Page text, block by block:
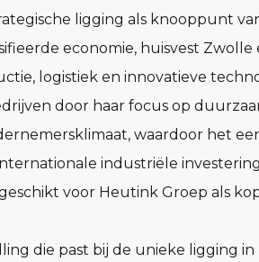
ligging als knooppunt
economie, huisvest Zwolle
logistiek en innovatieve
door haar focus op
waardoor het
industriële
voor Heutink Groep als
die past bij de unieke ligging